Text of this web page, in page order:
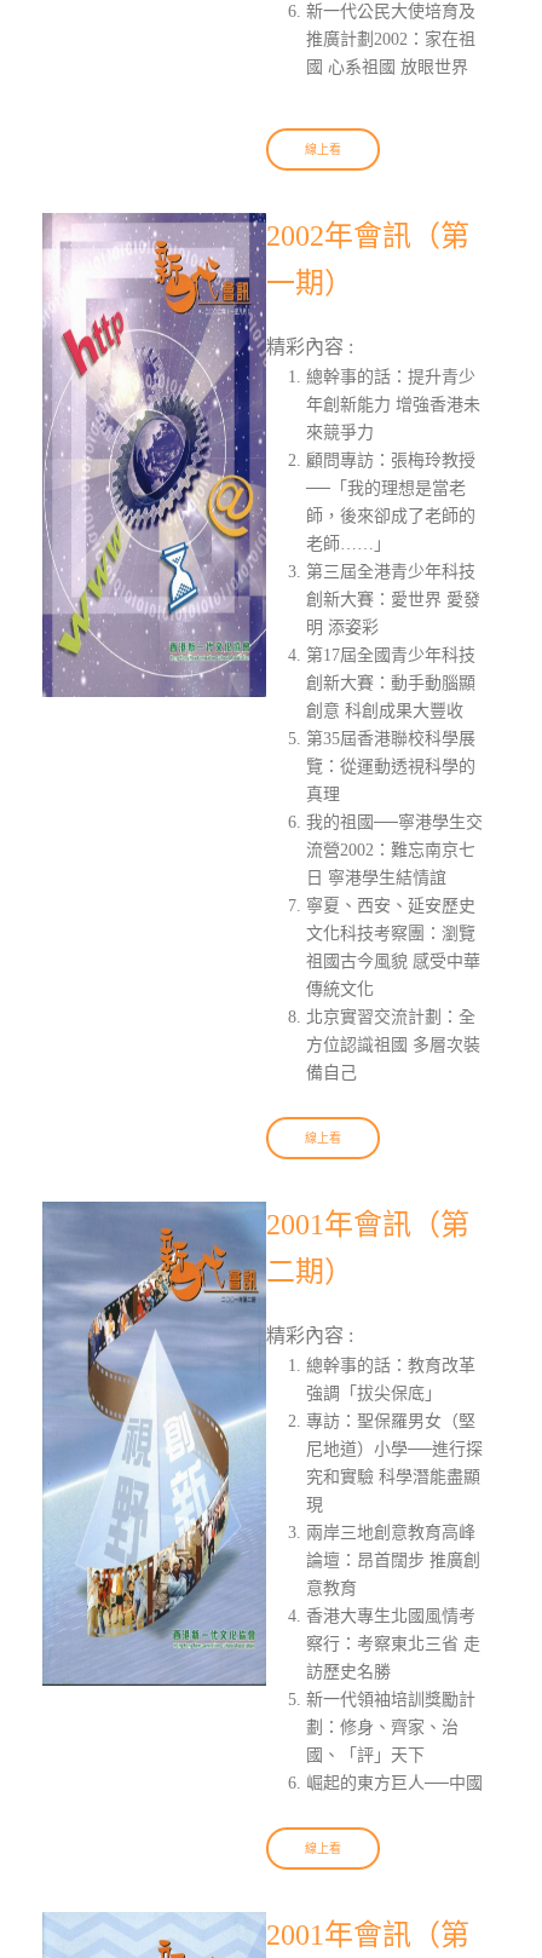
新一代公民大使培育及
推廣計劃2002：家在祖
國 心系祖國 放眼世界
線上看
2002年會訊（第
一期）
精彩內容 :
總幹事的話：提升青少
年創新能力 增強香港未
來競爭力
顧問專訪：張梅玲教授
──「我的理想是當老
師，後來卻成了老師的
老師……」
第三屆全港青少年科技
創新大賽：愛世界 愛發
明 添姿彩
第17屆全國青少年科技
創新大賽：動手動腦顯
創意 科創成果大豐收
第35屆香港聯校科學展
覽：從運動透視科學的
真理
我的祖國──寧港學生交
流營2002：難忘南京七
日 寧港學生結情誼
寧夏、西安、延安歷史
文化科技考察團：瀏覽
祖國古今風貌 感受中華
傳統文化
北京實習交流計劃：全
方位認識祖國 多層次裝
備自己
線上看
2001年會訊（第
二期）
精彩內容 :
總幹事的話：教育改革
強調「拔尖保底」
專訪：聖保羅男女（堅
尼地道）小學──進行探
究和實驗 科學潛能盡顯
現
兩岸三地創意教育高峰
論壇：昂首闊步 推廣創
意教育
香港大專生北國風情考
察行：考察東北三省 走
訪歷史名勝
新一代領袖培訓獎勵計
劃：修身、齊家、治
國、「評」天下
崛起的東方巨人──中國
線上看
2001年會訊（第